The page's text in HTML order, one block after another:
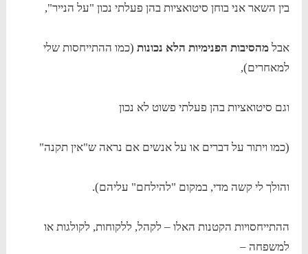
בין השאר אני בוחן סיטואציות בהן פעלתי נכון "על הנייר",
אבלמהסיבות הפנימיות הלא נכונות (כמו ההתייחסות שלי
למאחרים),
וגם סיטואציות בהן פעלתי פשוט לא נכון
(כמו ויתור על דברים או על אנשים אם נראה ש"אין תקנה"
והולך לי קשה מדי, במקום "להילחם" עליהם).
ההתייחסויות הקטנות האלו – לקהל, ללקוחות, לקולגות או
למשפחה –